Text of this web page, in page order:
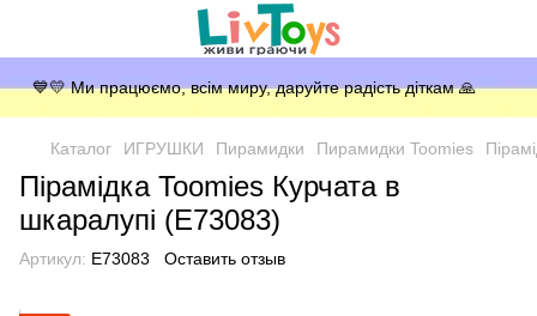
💙💛 Ми працюємо, всім миру, даруйте радість діткам 🙏
Каталог ИГРУШКИ Пирамидки Пирамидки Toomies
Пірамідка Toomies Курчата в
шкаралупі (E73083)
Артикул: E73083 Оставить отзыв